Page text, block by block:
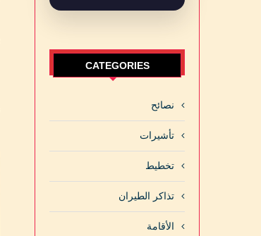
CATEGORIES
نصائح
تأشيرات
تخطيط
تذاكر الطيران
الأقامة